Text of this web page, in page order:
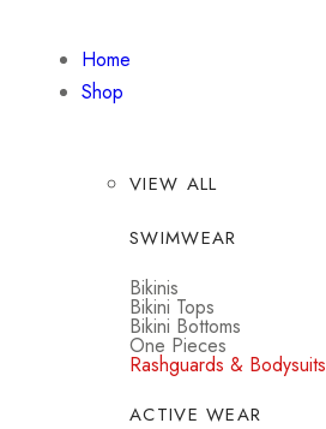
Home
Shop
VIEW ALL
SWIMWEAR
Bikinis
Bikini Tops
Bikini Bottoms
One Pieces
Rashguards & Bodysuits
ACTIVE WEAR